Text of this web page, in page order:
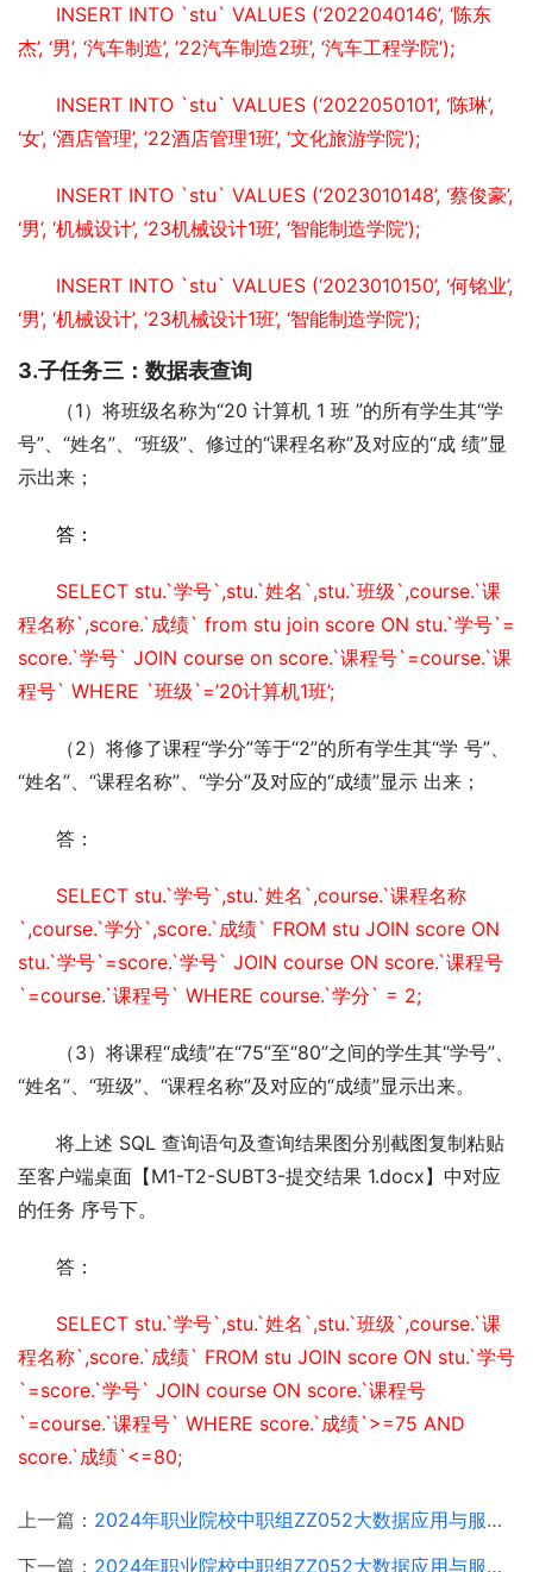
INSERT INTO `stu` VALUES (‘2022040146’, ‘陈东
杰’, ‘男’, ‘汽车制造’, ’22汽车制造2班’, ‘汽车工程学院’);
INSERT INTO `stu` VALUES (‘2022050101’, ‘陈琳’,
‘女’, ‘酒店管理’, ’22酒店管理1班’, ‘文化旅游学院’);
INSERT INTO `stu` VALUES (‘2023010148’, ‘蔡俊豪’,
‘男’, ‘机械设计’, ’23机械设计1班’, ‘智能制造学院’);
INSERT INTO `stu` VALUES (‘2023010150’, ‘何铭业’,
‘男’, ‘机械设计’, ’23机械设计1班’, ‘智能制造学院’);
3.子任务三：数据表查询
（1）将班级名称为“20 计算机 1 班 ”的所有学生其“学
号”、“姓名”、“班级”、修过的“课程名称”及对应的“成 绩”显
示出来；
答：
SELECT stu.`学号`,stu.`姓名`,stu.`班级`,course.`课
程名称`,score.`成绩` from stu join score ON stu.`学号`=
score.`学号` JOIN course on score.`课程号`=course.`课
程号` WHERE `班级`=’20计算机1班’;
（2）将修了课程“学分”等于“2”的所有学生其“学 号”、
“姓名”、“课程名称”、“学分”及对应的“成绩”显示 出来；
答：
SELECT stu.`学号`,stu.`姓名`,course.`课程名称
`,course.`学分`,score.`成绩` FROM stu JOIN score ON
stu.`学号`=score.`学号` JOIN course ON score.`课程号
`=course.`课程号` WHERE course.`学分` = 2;
（3）将课程“成绩”在“75”至“80”之间的学生其“学号”、
“姓名”、“班级”、“课程名称”及对应的“成绩”显示出来。
将上述 SQL 查询语句及查询结果图分别截图复制粘贴
至客户端桌面【M1-T2-SUBT3-提交结果 1.docx】中对应
的任务 序号下。
答：
SELECT stu.`学号`,stu.`姓名`,stu.`班级`,course.`课
程名称`,score.`成绩` FROM stu JOIN score ON stu.`学号
`=score.`学号` JOIN course ON score.`课程号
`=course.`课程号` WHERE score.`成绩`>=75 AND
score.`成绩`<=80;
上一篇： 2024年职业院校中职组ZZ052大数据应用与服务赛项赛题第07套+部分答案
下一篇： 2024年职业院校中职组ZZ052大数据应用与服务赛项赛题第09套+部分答案